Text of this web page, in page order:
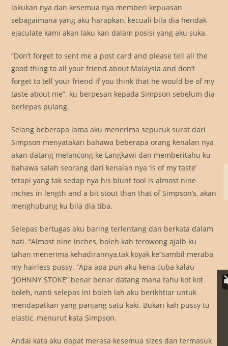
lakukan nya dan kesemua nya memberi kepuasan
sebagaimana yang aku harapkan, kecuali bila dia hendak
ejaculate kami akan laku kan dalam posisi yang aku suka.
“Don’t forget to sent me a post card and please tell all the
good thing to all your friend about Malaysia and don’t
forget to tell your friend if you think that he would be of my
taste about me”. ku berpesan kepada Simpson sebelum dia
berlepas pulang.
Selang beberapa lama aku menerima sepucuk surat dari
Simpson menyatakan bahawa beberapa orang kenalan nya
akan datang melancong ke Langkawi dan memberitahu ku
bahawa salah seorang dari kenalan nya ‘is of my taste’
tetapi yang tak sedap nya his blunt tool is almost nine
inches in length and a bit stout than that of Simpson’s, akan
menghubung ku bila dia tiba.
Selepas bertugas aku baring terlentang dan berkata dalam
hati. “Almost nine inches, boleh kah terowong ajaib ku
tahan menerima kehadirannya,tak koyak ke”sambil meraba
my hairless pussy. “Apa apa pun aku kena cuba kalau
“JOHNNY STOKE” benar benar datang mana tahu kot kot
boleh, nanti selepas ini boleh lah aku berikhtiar untuk
mendapatkan yang panjang satu kaki. Bukan kah pussy tu
elastic, menurut kata Simpson.
Andai kata aku dapat merasa kesemua sizes dan termasuk